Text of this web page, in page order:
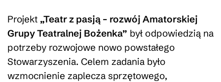
Projekt „Teatr z pasją – rozwój Amatorskiej
Grupy Teatralnej Bożenka” był odpowiedzią na
potrzeby rozwojowe nowo powstałego
Stowarzyszenia. Celem zadania było
wzmocnienie zaplecza sprzętowego,